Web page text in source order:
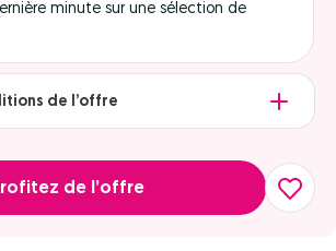
minute sur une sélection de
de l’offre
de l’offre